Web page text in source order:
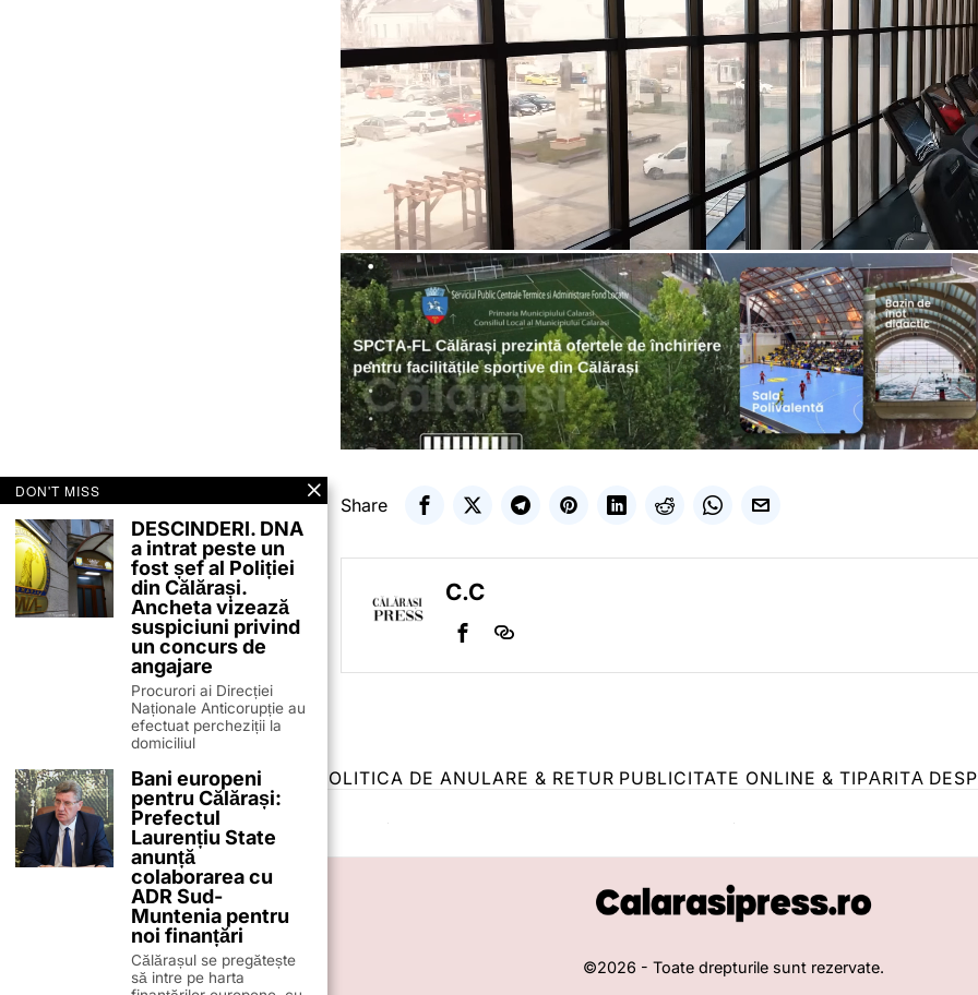
Share
C.C
TERMENI ȘI CONDIȚII COOKIES POLITICA DE ANULARE & RETUR PUBLICITATE ONLINE & TIPĂRITĂ
©2026 - Toate drepturile sunt rezervate.
DON'T MISS
DESCINDERI. DNA
a intrat peste un
fost șef al Poliției
din Călărași.
Ancheta vizează
suspiciuni privind
un concurs de
angajare
Procurori ai Direcției
Naționale Anticorupție au
efectuat percheziții la
domiciliul
Bani europeni
pentru Călărași:
Prefectul
Laurențiu State
anunță
colaborarea cu
ADR Sud-
Muntenia pentru
noi finanțări
Călărașul se pregătește
să intre pe harta